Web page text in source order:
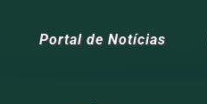
Portal de Notícias